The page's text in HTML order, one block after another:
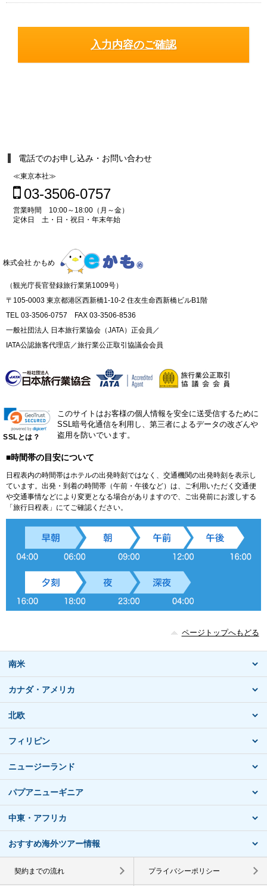
電話でのお申し込み・お問い合わせ
≪東京本社≫
03-3506-0757
営業時間 10:00～18:00（月～金）
定休日 土・日・祝日・年末年始
株式会社 かもめ
（観光庁長官登録旅行業第1009号）
〒105-0003 東京都港区西新橋1-10-2 住友生命西新橋ビルB1階
TEL 03-3506-0757 FAX 03-3506-8536
一般社団法人 日本旅行業協会（JATA）正会員／
IATA公認旅客代理店／旅行業公正取引協議会会員
SSLとは？
このサイトはお客様の個人情報を安全に送受信するために
SSL暗号化通信を利用し、第三者によるデータの改ざんや
盗用を防いでいます。
■時間帯の目安について
日程表内の時間帯はホテルの出発時刻ではなく、交通機関の出発時刻を表示し
ています。出発・到着の時間帯（午前・午後など）は、ご利用いただく交通便
や交通事情などにより変更となる場合がありますので、ご出発前にお渡しする
「旅行日程表」にてご確認ください。
ページトップへもどる
南米
カナダ・アメリカ
北欧
フィリピン
ニュージーランド
パプアニューギニア
中東・アフリカ
おすすめ海外ツアー情報
契約までの流れ プライバシーポリシー